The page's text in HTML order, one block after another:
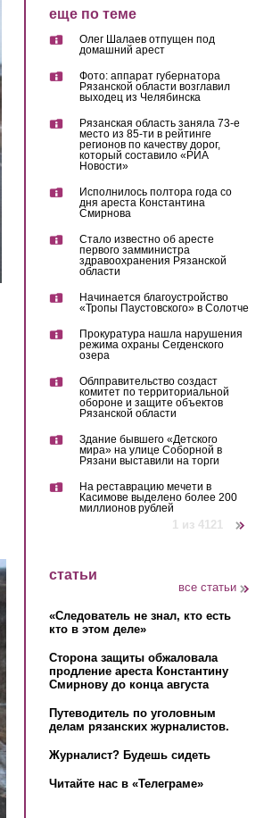
еще по теме
Олег Шалаев отпущен под
домашний арест
Фото: аппарат губернатора
Рязанской области возглавил
выходец из Челябинска
Рязанская область заняла 73-е
место из 85-ти в рейтинге
регионов по качеству дорог,
который составило «РИА
Новости»
Исполнилось полтора года со
дня ареста Константина
Смирнова
Стало известно об аресте
первого замминистра
здравоохранения Рязанской
области
Начинается благоустройство
«Тропы Паустовского» в Солотче
Прокуратура нашла нарушения
режима охраны Сегденского
озера
Облправительство создаст
комитет по территориальной
обороне и защите объектов
Рязанской области
Здание бывшего «Детского
мира» на улице Соборной в
Рязани выставили на торги
На реставрацию мечети в
Касимове выделено более 200
миллионов рублей
1 из 4121
статьи
все статьи
«Следователь не знал, кто есть
кто в этом деле»
Сторона защиты обжаловала
продление ареста Константину
Смирнову до конца августа
Путеводитель по уголовным
делам рязанских журналистов.
Журналист? Будешь сидеть
Читайте нас в «Телеграме»